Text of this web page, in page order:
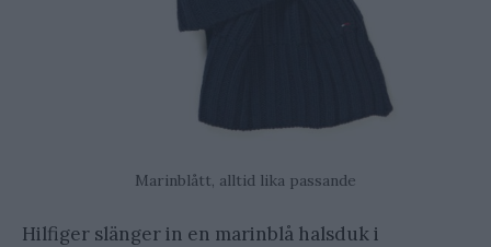
Marinblått, alltid lika passande
Hilfiger slänger in en marinblå halsduk i